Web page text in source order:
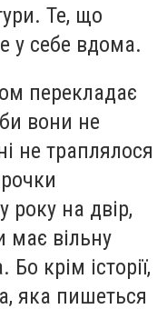
Те, що
у себе вдома.
перекладає
вони не
не траплялося
року на двір,
вільну
крім історії,
яка пишеться